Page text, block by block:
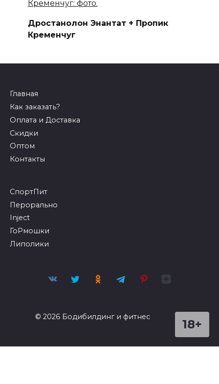
Дростанолон Энантат + Пропик
Кременчуг
Главная
Как заказать?
Оплата и Доставка
Скидки
Оптом
Контакты
СпортПит
Перорально
Inject
ГоРмошки
Липолики
18+
© 2026 Бодибилдинг и фитнес